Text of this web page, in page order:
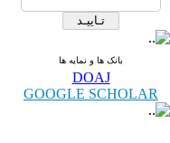
بانک ها و نمایه ها
DOAJ
GOOGLE SCHOLAR